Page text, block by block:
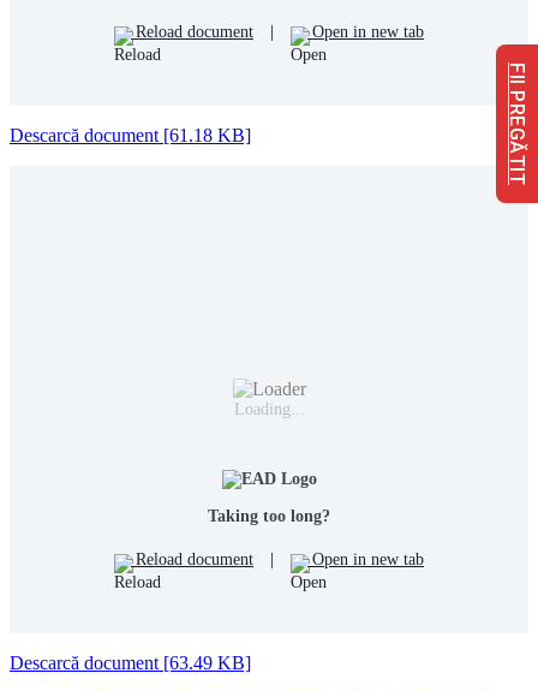
Reload document Open in new tab
Descarcă document [61.18 KB]
Loading...
Taking too long?
Reload document Open in new tab
Descarcă document [63.49 KB]
FII PREGĂTIT